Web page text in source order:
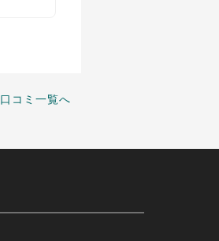
口コミ一覧へ